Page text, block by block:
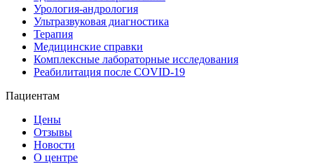
Урология-андрология
Ультразвуковая диагностика
Терапия
Медицинские справки
Комплексные лабораторные исследования
Реабилитация после COVID-19
Пациентам
Цены
Отзывы
Новости
О центре